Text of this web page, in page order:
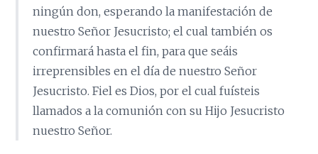
ningún don, esperando la manifestación de
nuestro Señor Jesucristo; el cual también os
confirmará hasta el fin, para que seáis
irreprensibles en el día de nuestro Señor
Jesucristo. Fiel es Dios, por el cual fuísteis
llamados a la comunión con su Hijo Jesucristo
nuestro Señor.